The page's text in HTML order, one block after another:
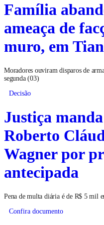
Família
ameaça de
muro, em
Moradores ouviram disparos de
segunda (03)
Decisão
Justiça
Roberto
Wagner por
antecipada
Pena de multa diária é de R$ 5 mil
Confira documento